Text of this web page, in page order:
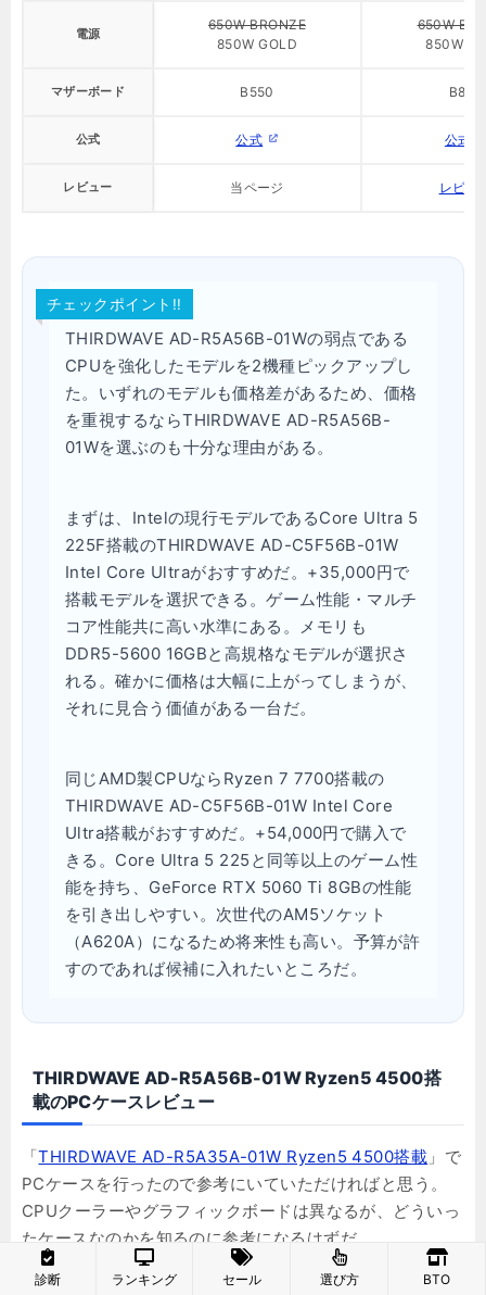
電源
650W BRONZE
850W GOLD
650W
850W
マザーボード B550 B860
公式 公式 公式
レビュー 当ページ レビュ
チェックポイント!!
THIRDWAVE AD-R5A56B-01Wの弱点である
CPUを強化したモデルを2機種ピックアップし
た。いずれのモデルも価格差があるため、価格
を重視するならTHIRDWAVE AD-R5A56B-
01Wを選ぶのも十分な理由がある。
まずは、Intelの現行モデルであるCore Ultra 5
225F搭載のTHIRDWAVE AD-C5F56B-01W
Intel Core Ultraがおすすめだ。+35,000円で
搭載モデルを選択できる。ゲーム性能・マルチ
コア性能共に高い水準にある。メモリも
DDR5-5600 16GBと高規格なモデルが選択さ
れる。確かに価格は大幅に上がってしまうが、
それに見合う価値がある一台だ。
同じAMD製CPUならRyzen 7 7700搭載の
THIRDWAVE AD-C5F56B-01W Intel Core
Ultra搭載がおすすめだ。+54,000円で購入で
きる。Core Ultra 5 225と同等以上のゲーム性
能を持ち、GeForce RTX 5060 Ti 8GBの性能
を引き出しやすい。次世代のAM5ソケット
（A620A）になるため将来性も高い。予算が許
すのであれば候補に入れたいところだ。
THIRDWAVE AD-R5A56B-01W Ryzen5 4500搭
載のPCケースレビュー
「THIRDWAVE AD-R5A35A-01W Ryzen5 4500搭載 」で
PCケースを行ったので参考にいていただければと思う。
CPUクーラーやグラフィックボードは異なるが、どういっ
たケースなのかを知るのに参考になるはずだ。
診断 ランキング セール 選び方 BTO